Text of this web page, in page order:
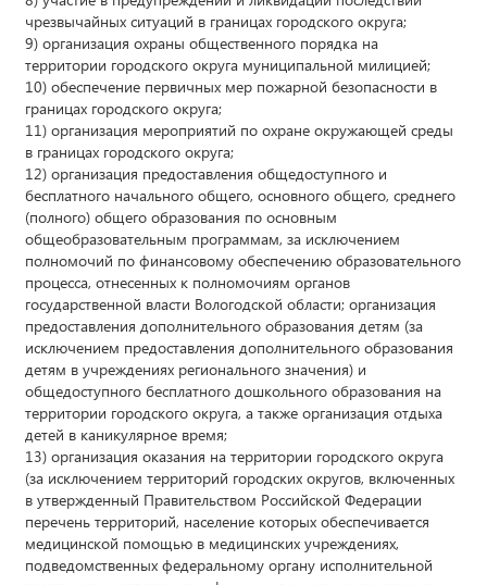
чрезвычайных ситуаций в границах городского округа;
9) организация охраны общественного порядка на
территории городского округа муниципальной милицией;
10) обеспечение первичных мер пожарной безопасности в
границах городского округа;
11) организация мероприятий по охране окружающей среды
в границах городского округа;
12) организация предоставления общедоступного и
бесплатного начального общего, основного общего, среднего
(полного) общего образования по основным
общеобразовательным программам, за исключением
полномочий по финансовому обеспечению образовательного
процесса, отнесенных к полномочиям органов
государственной власти Вологодской области; организация
предоставления дополнительного образования детям (за
исключением предоставления дополнительного образования
детям в учреждениях регионального значения) и
общедоступного бесплатного дошкольного образования на
территории городского округа, а также организация отдыха
детей в каникулярное время;
13) организация оказания на территории городского округа
(за исключением территорий городских округов, включенных
в утвержденный Правительством Российской Федерации
перечень территорий, население которых обеспечивается
медицинской помощью в медицинских учреждениях,
подведомственных федеральному органу исполнительной